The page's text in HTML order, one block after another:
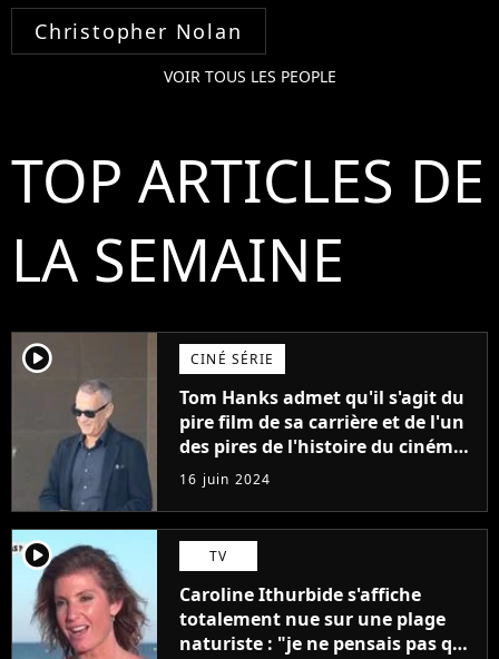
Christopher Nolan
VOIR TOUS LES PEOPLE
TOP ARTICLES DE
LA SEMAINE
player2 CINÉ SÉRIE
Tom Hanks admet qu'il s'agit du
pire film de sa carrière et de l'un
des pires de l'histoire du cinéma :
"L'un des films les plus
médiocres jamais réalisés"
16 juin 2024
player2 TV
Caroline Ithurbide s'affiche
totalement nue sur une plage
naturiste : "je ne pensais pas que